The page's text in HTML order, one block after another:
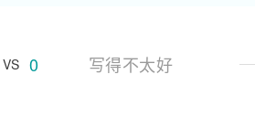
VS 0 写得不太好